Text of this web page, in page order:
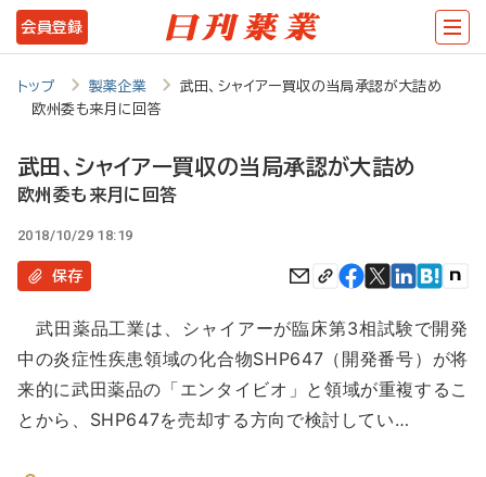
メ
イ
テ
ツ
に
動
会員登録
トップ 製薬企業
武田、シャイアー買収の当局承認が大詰め
欧州委も来月に回答
武田、シャイアー買収の当局承認が大詰め
欧州委も来月に回答
2018/10/29 18:19
保存
武田薬品工業は、シャイアーが臨床第3相試験で開発
中の炎症性疾患領域の化合物SHP647（開発番号）が将
来的に武田薬品の「エンタイビオ」と領域が重複するこ
とから、SHP647を売却する方向で検討してい…